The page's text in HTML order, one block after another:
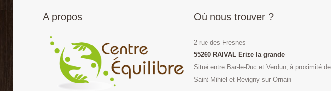
A propos Où nous trouver ?
2 rue des Fresnes
55260 RAIVAL Erize la grande
Situé entre Bar-le-Duc et Verdun, à proximité de
Saint-Mihiel et Revigny sur Ornain